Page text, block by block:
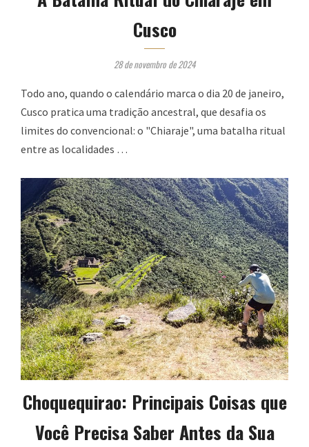
Cusco
28 de novembro de 2024
Todo ano, quando o calendário marca o dia 20 de janeiro,
Cusco pratica uma tradição ancestral, que desafia os
limites do convencional: o "Chiaraje", uma batalha ritual
entre as localidades …
Choquequirao: Principais Coisas que
Você Precisa Saber Antes da Sua